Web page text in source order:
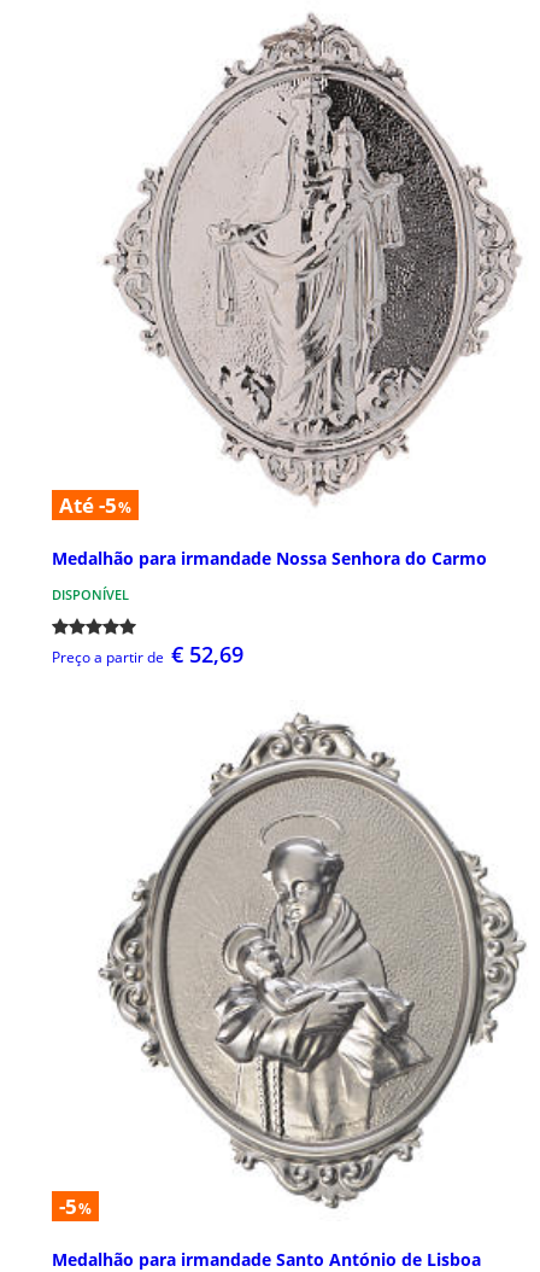
Até -5%
Medalhão para irmandade Nossa Senhora do Carmo
DISPONÍVEL
Preço a partir de € 52,69
-5%
Medalhão para irmandade Santo António de Lisboa